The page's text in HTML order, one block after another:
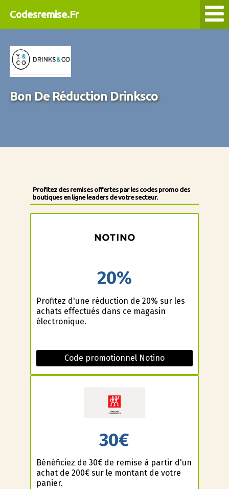
Codesremise.Fr
Bon De Réduction Drinksco
Profitez des remises offertes par les codes promo des
boutiques en ligne leaders de votre secteur.
20%
Profitez d'une réduction de 20% sur les
achats effectués dans ce magasin
électronique.
Code promotionnel Notino
30€
Bénéficiez de 30€ de remise à partir d'un
achat de 200€ sur le montant de votre
panier.